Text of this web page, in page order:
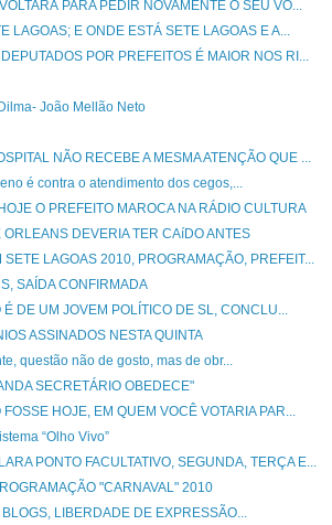
PARA PEDIR NOVAMENTE O SEU VO...
LAGOAS; E ONDE ESTÁ SETE LAGOAS E A...
POR PREFEITOS É MAIOR NOS RI...
João Mellão Neto
NÃO RECEBE A MESMA ATENÇÃO QUE ...
é contra o atendimento dos cegos,...
O PREFEITO MAROCA NA RÁDIO CULTURA
ORLEANS DEVERIA TER CAíDO ANTES
SETE LAGOAS 2010, PROGRAMAÇÃO, PREFEIT...
SAÍDA CONFIRMADA
É DE UM JOVEM POLÍTICO DE SL, CONCLU...
ASSINADOS NESTA QUINTA
questão não de gosto, mas de obr...
SECRETÁRIO OBEDECE"
FOSSE HOJE, EM QUEM VOCÊ VOTARIA PAR...
“Olho Vivo”
PONTO FACULTATIVO, SEGUNDA, TERÇA E...
"CARNAVAL" 2010
LIBERDADE DE EXPRESSÃO...